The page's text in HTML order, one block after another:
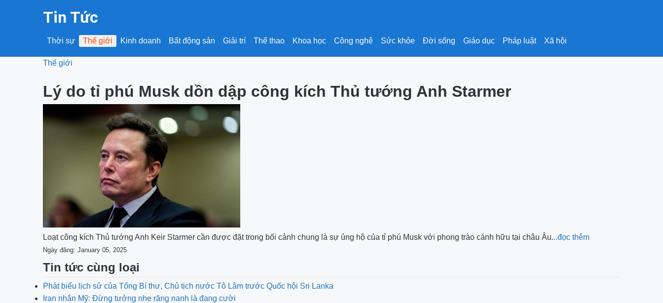
Tin Tức
Thời sự Thế giới Kinh doanh Bất động sản Giải trí Thể thao Khoa học Công nghệ Sức khỏe Đời sống Giáo dục Pháp luật Xã hội
Thế giới
Lý do tỉ phú Musk dồn dập công kích Thủ tướng Anh Starmer
Loạt công kích Thủ tướng Anh Keir Starmer cần được đặt trong bối cảnh chung là sự ủng hộ của tỉ phú Musk với phong trào cánh hữu tại châu Âu...đọc thêm
Ngày đăng: January 05, 2025
Tin tức cùng loại
Phát biểu lịch sử của Tổng Bí thư, Chủ tịch nước Tô Lâm trước Quốc hội Sri Lanka
Iran nhắn Mỹ: Đừng tưởng nhe răng nanh là đang cười